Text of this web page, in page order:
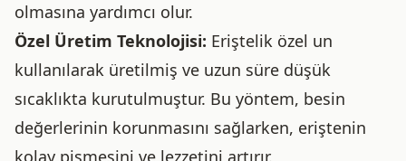
olmasına yardımcı olur.
Özel Üretim Teknolojisi: Eriştelik özel un
kullanılarak üretilmiş ve uzun süre düşük
sıcaklıkta kurutulmuştur. Bu yöntem, besin
değerlerinin korunmasını sağlarken, eriştenin
kolay pişmesini ve lezzetini artırır.